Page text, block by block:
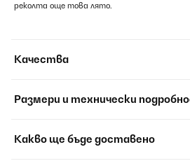
реколта още това лято.
Качества
Размери и технически
Какво ще бъде доставено